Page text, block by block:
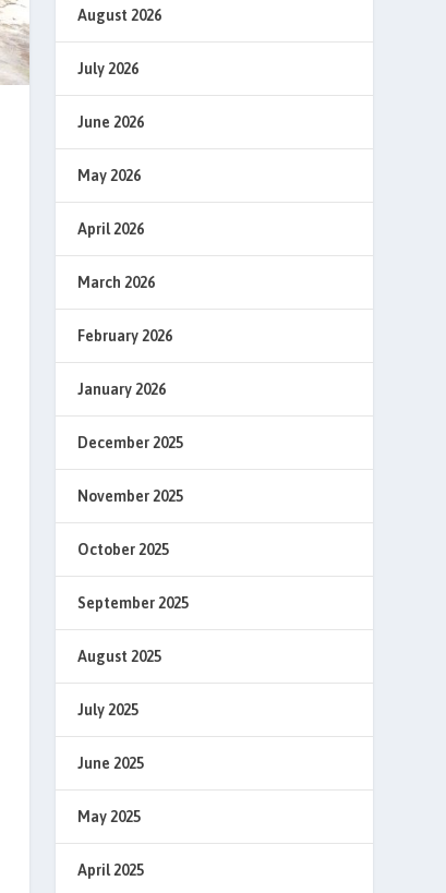
August 2026
July 2026
June 2026
May 2026
April 2026
March 2026
February 2026
January 2026
December 2025
November 2025
October 2025
September 2025
August 2025
July 2025
June 2025
May 2025
April 2025